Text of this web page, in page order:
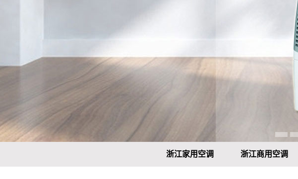
浙江家用空调 浙江商用空调